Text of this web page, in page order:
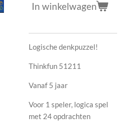
In winkelwagen
Logische denkpuzzel!
Thinkfun 51211
Vanaf 5 jaar
Voor 1 speler, logica spel
met 24 opdrachten